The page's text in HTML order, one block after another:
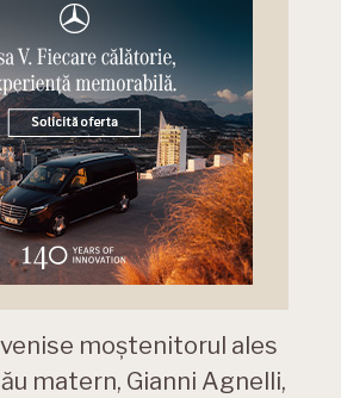
moștenitorul ales
matern, Gianni Agnelli,